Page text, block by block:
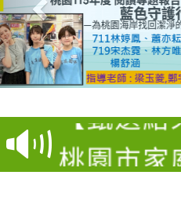
【甄選結
結果(第
學年度第
桃園市家